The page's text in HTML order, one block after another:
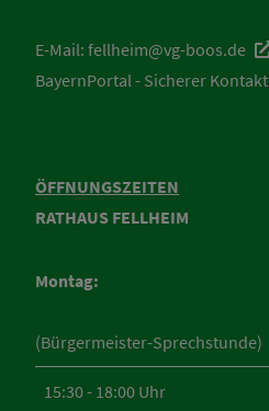
E-Mail: fellheim@vg-boos.de
BayernPortal - Sicherer Kontakt
ÖFFNUNGSZEITEN
RATHAUS FELLHEIM
Montag:
(Bürgermeister-Sprechstunde)
15:30 - 18:00 Uhr